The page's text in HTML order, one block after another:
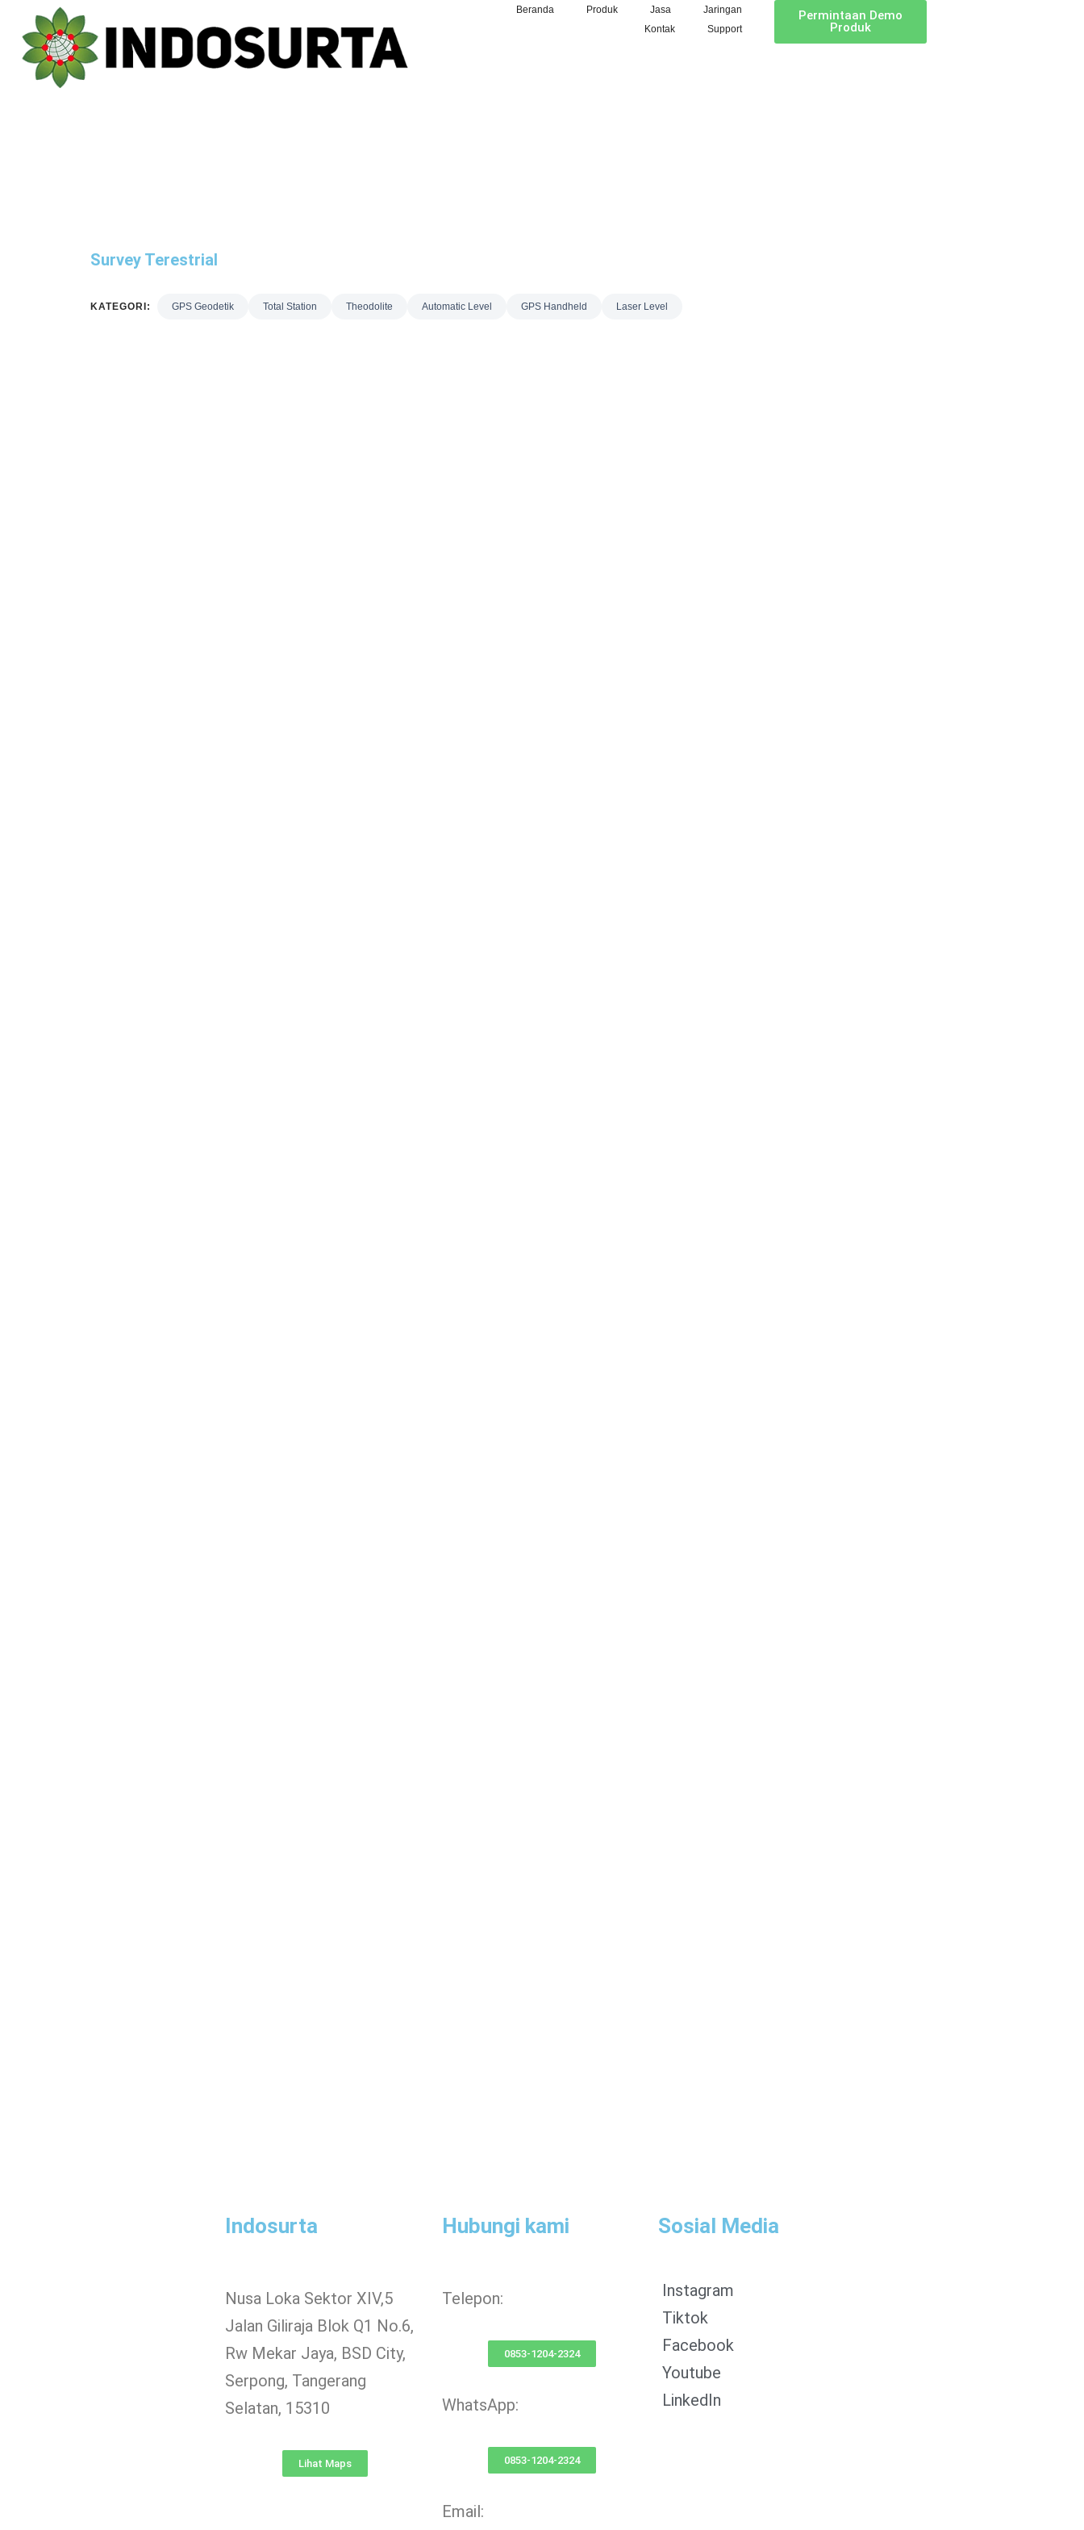
Beranda Produk Jasa
Jaringan
Kontak
Support
Permintaan Demo
Produk
Survey Terestrial
KATEGORI: GPS Geodetik Total Station Theodolite Automatic Level GPS Handheld Laser Level
Indosurta
Nusa Loka Sektor XIV,5
Jalan Giliraja Blok Q1 No.6,
Rw Mekar Jaya, BSD City,
Serpong, Tangerang
Selatan, 15310
Lihat Maps
Hubungi kami
Telepon:
0853-1204-2324
WhatsApp:
0853-1204-2324
Email:
Sosial Media
Instagram
Tiktok
Facebook
Youtube
LinkedIn